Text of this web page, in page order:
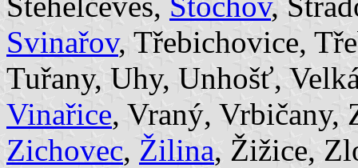
Svinařov, Třebichovice,
Tuřany, Uhy, Unhošť,
Vinařice, Vraný, Vrbičany,
Zichovec, Žilina, Žižice,